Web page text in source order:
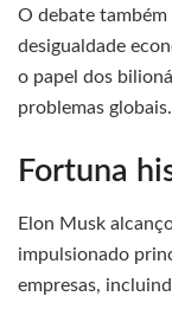
O debate também
desigualdade
o papel dos
problemas globais.
Fortuna
Elon Musk
impulsionado
empresas,